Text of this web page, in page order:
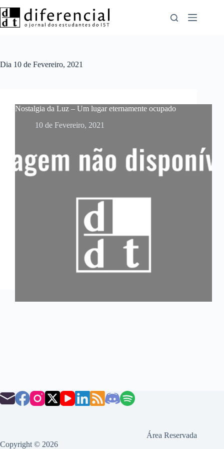
para
o
Dia 10 de Fevereiro, 2021
Nostalgia da Luz – Um lugar eternamente ocupado
10 de Fevereiro, 2021
Área Reservada
Copyright © 2026